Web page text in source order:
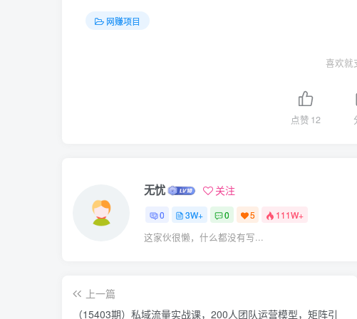
网赚项目
喜欢就
点赞 12
无忧 关注
0 3W+ 0 5 111W+
这家伙很懒，什么都没有写...
上一篇
（15403期）私域流量实战课，200人团队运营模型，矩阵引